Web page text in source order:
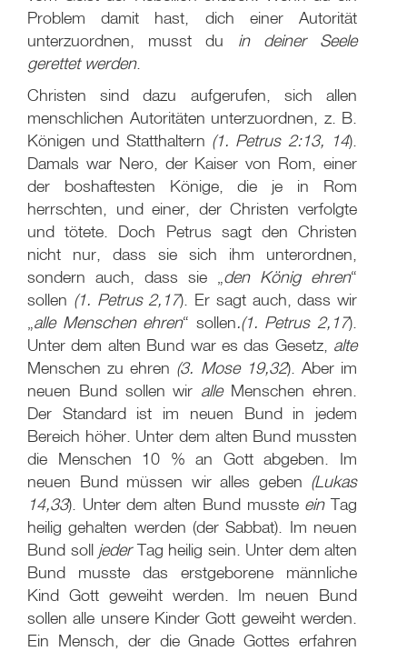
Problem damit hast, dich einer Autorität
unterzuordnen, musst du in deiner Seele
gerettet werden.
Christen sind dazu aufgerufen, sich allen
menschlichen Autoritäten unterzuordnen, z. B.
Königen und Statthaltern (1. Petrus 2:13, 14).
Damals war Nero, der Kaiser von Rom, einer
der boshaftesten Könige, die je in Rom
herrschten, und einer, der Christen verfolgte
und tötete. Doch Petrus sagt den Christen
nicht nur, dass sie sich ihm unterordnen,
sondern auch, dass sie „ den König ehren“
sollen (1. Petrus 2,17). Er sagt auch, dass wir
alle Menschen ehren“ sollen.(1. Petrus 2,17).
Unter dem alten Bund war es das Gesetz, alte
Menschen zu ehren (3. Mose 19,32). Aber im
neuen Bund sollen wir alle Menschen ehren.
Der Standard ist im neuen Bund in jedem
Bereich höher. Unter dem alten Bund mussten
die Menschen 10 % an Gott abgeben. Im
neuen Bund müssen wir alles geben (Lukas
14,33). Unter dem alten Bund musste einTag
heilig gehalten werden (der Sabbat). Im neuen
Bund soll jederTag heilig sein. Unter dem alten
Bund musste das erstgeborene männliche
Kind Gott geweiht werden. Im neuen Bund
sollen alle unsere Kinder Gott geweiht werden.
Ein Mensch, der die Gnade Gottes erfahren